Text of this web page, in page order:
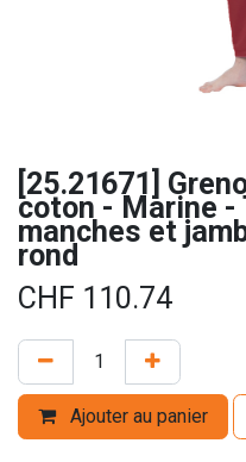
[25.21671]
coton - Marine -
manches et
rond
CHF 110.74
Ajouter au panier